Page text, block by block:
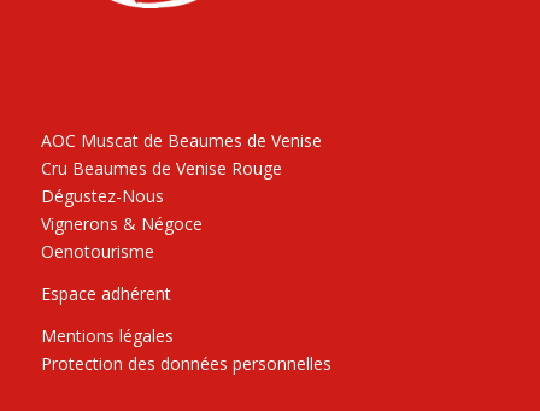
AOC Muscat de Beaumes de Venise
Cru Beaumes de Venise Rouge
Dégustez-Nous
Vignerons & Négoce
Oenotourisme
Espace adhérent
Mentions légales
Protection des données personnelles